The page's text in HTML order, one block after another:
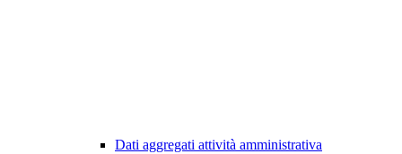
Dati aggregati attività amministrativa